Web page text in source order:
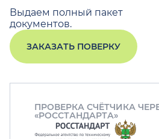
Выдаем полный пакет
документов.
ЗАКАЗАТЬ ПОВЕРКУ
ПРОВЕРКА СЧЁТЧИКА
«РОССТАНДАРТА»